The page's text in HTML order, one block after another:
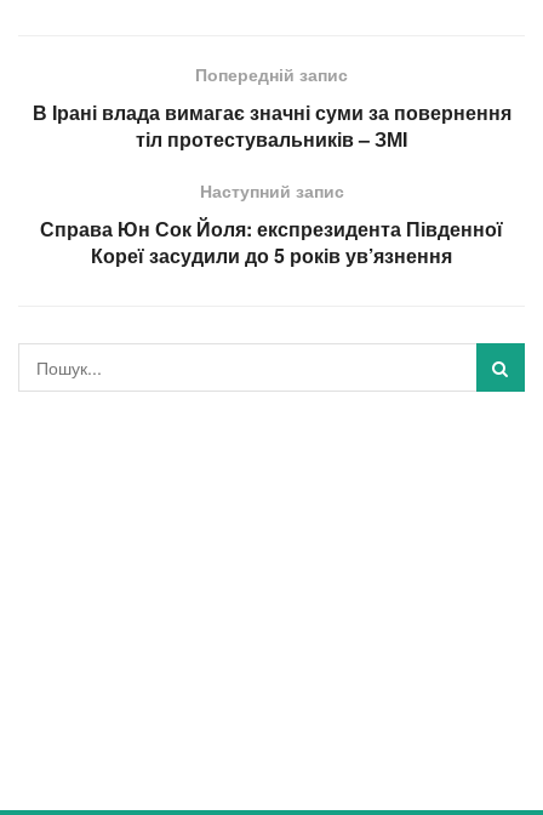
Попередній запис
В Ірані влада вимагає значні суми за повернення
тіл протестувальників – ЗМI
Наступний запис
Справа Юн Сок Йоля: експрезидента Південної
Кореї засудили до 5 років ув’язнення